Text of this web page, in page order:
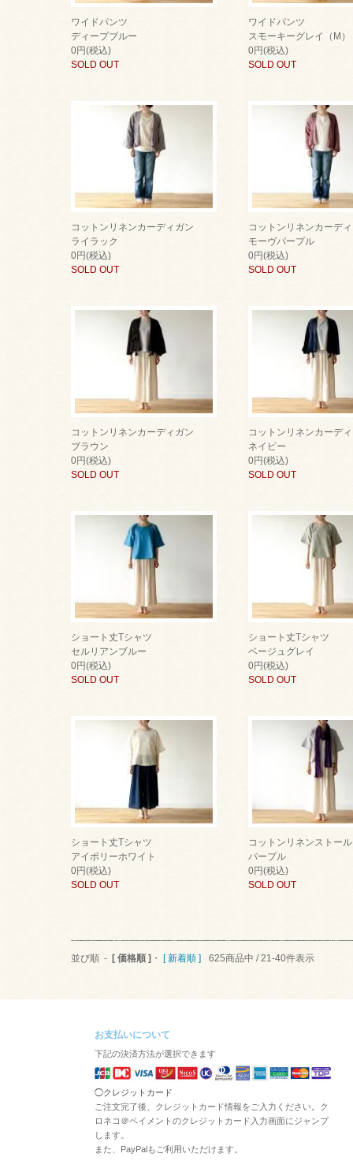
ワイドパンツ
ディープブルー
0円(税込)
SOLD OUT
ワイドパンツ
スモーキーグレイ（M）
0円(税込)
SOLD OUT
コットンリネンカーディガン
ライラック
0円(税込)
SOLD OUT
コットンリネンカーデ
モーヴパープル
0円(税込)
SOLD OUT
コットンリネンカーディガン
ブラウン
0円(税込)
SOLD OUT
コットンリネンカーデ
ネイビー
0円(税込)
SOLD OUT
ショート丈Tシャツ
セルリアンブルー
0円(税込)
SOLD OUT
ショート丈Tシャツ
ベージュグレイ
0円(税込)
SOLD OUT
ショート丈Tシャツ
アイボリーホワイト
0円(税込)
SOLD OUT
コットンリネンストール
パープル
0円(税込)
SOLD OUT
並び順 - [ 価格順 ] ・ [ 新着順 ] 625商品中 / 21-40件表示
お支払いについて
下記の決済方法が選択できます
◯クレジットカード
ご注文完了後、クレジットカード情報をご入力ください。ク
ロネコ＠ペイメントのクレジットカード入力画面にジャンプ
します。
また、PayPalもご利用いただけます。